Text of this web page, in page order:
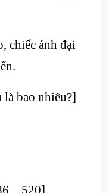
chiếc ảnh đại
là bao nhiêu?]